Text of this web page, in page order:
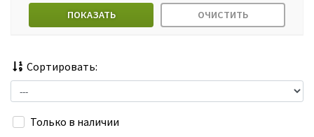
ПОКАЗАТЬ ОЧИСТИТЬ
Сортировать:
Только в наличии